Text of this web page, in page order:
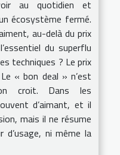
au quotidien et
écosystème fermé.
au-delà du prix
du superflu
techniques ? Le prix
« bon deal » n’est
croit. Dans les
d’aimant, et il
mais il ne résume
ni même la